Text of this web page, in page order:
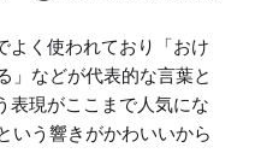
く使われており「おけ
」などが代表的な言葉と
現がここまで人気にな
いう響きがかわいいから